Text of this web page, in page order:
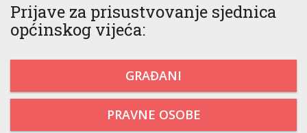
Prijave za prisustvovanje sjednica
općinskog vijeća:
GRAĐANI
PRAVNE OSOBE